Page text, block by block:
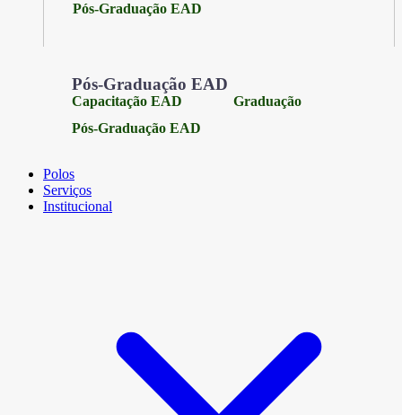
Pós-Graduação EAD
Pós-Graduação EAD
Capacitação EAD
Graduação
Pós-Graduação EAD
Polos
Serviços
Institucional